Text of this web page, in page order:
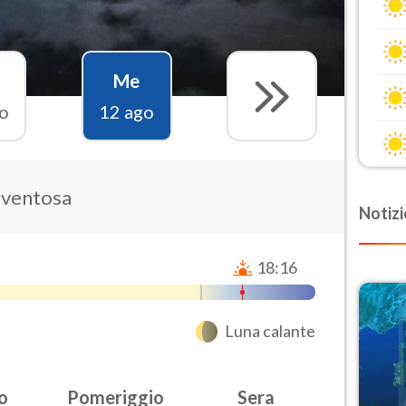
Me
12 ago
18:16
Luna calante
Pomeriggio Sera